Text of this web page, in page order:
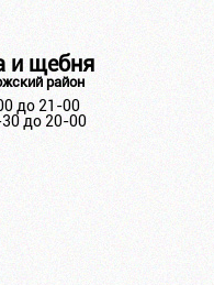
и щебня
район
до 21-00
до 20-00